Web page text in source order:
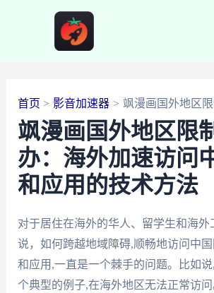
首页 影音加速器 飒漫画国外地区
飒漫画国外地区限
办：海外加速访问
和应用的技术方法
对于居住在海外的华人、留学生和海外
说，如何跨越地域障碍,顺畅地访问中
和应用,一直是一个棘手的问题。比如
个典型的例子,在海外地区无法正常访